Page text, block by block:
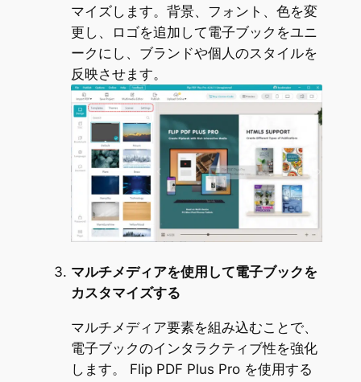
マイズします。背景、フォント、色を変
更し、ロゴを追加して電子ブックをユニ
ークにし、ブランドや個人のスタイルを
反映させます。
マルチメディアを使用して電子ブックを
カスタマイズする
マルチメディア要素を組み込むことで、
電子ブックのインタラクティブ性を強化
します。 Flip PDF Plus Pro を使用する